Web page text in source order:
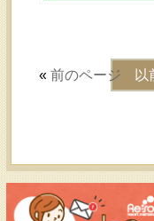
« 前のページ 以